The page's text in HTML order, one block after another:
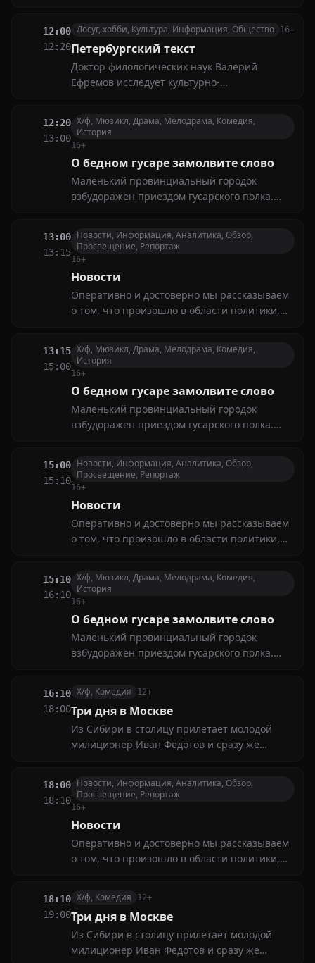
обслуживания, помогая зрителям
разобраться в социальных и личных
проблемах
12:00
12:20
Досуг, хобби, Культура, Информация, Общество 16+
Петербургский текст
Доктор филологических наук Валерий
Ефремов исследует культурно-
микротопонимы, используемые его
жителями
12:20
13:00
Х/ф, Мюзикл, Драма, Мелодрама, Комедия,
История
16+
О бедном гусаре замолвите слово
Маленький провинциальный городок
взбудоражен приездом гусарского полка.
корнет Плетнёв оказывается вовлечённым в
коварную игру, затеянную чиновником
Мерзляевым, который сам мечтает добиться
благосклонности девушки
13:00
13:15
Новости, Информация, Аналитика, Обзор,
Просвещение, Репортаж
16+
Новости
Оперативно и достоверно мы рассказываем
о том, что произошло в области политики,
поступившей от наших корреспондентов и
по каналам информагентств
13:15
15:00
Х/ф, Мюзикл, Драма, Мелодрама, Комедия,
История
16+
О бедном гусаре замолвите слово
Маленький провинциальный городок
взбудоражен приездом гусарского полка.
корнет Плетнёв оказывается вовлечённым в
коварную игру, затеянную чиновником
Мерзляевым, который сам мечтает добиться
благосклонности девушки
15:00
15:10
Новости, Информация, Аналитика, Обзор,
Просвещение, Репортаж
16+
Новости
Оперативно и достоверно мы рассказываем
о том, что произошло в области политики,
поступившей от наших корреспондентов и
по каналам информагентств
15:10
16:10
Х/ф, Мюзикл, Драма, Мелодрама, Комедия,
История
16+
О бедном гусаре замолвите слово
Маленький провинциальный городок
взбудоражен приездом гусарского полка.
коварную игру, затеянную чиновником
Мерзляевым, который сам мечтает добиться
благосклонности девушки
16:10
18:00
Х/ф, Комедия 12+
Три дня в Москве
Из Сибири в столицу прилетает молодой
милиционер Иван Федотов и сразу же
подозрительным одной бдительной
гражданке, которая и сдала Ивана в
московскую милицию
18:00
18:10
Новости, Информация, Аналитика, Обзор,
Просвещение, Репортаж
16+
Новости
Оперативно и достоверно мы рассказываем
о том, что произошло в области политики,
поступившей от наших корреспондентов и
по каналам информагентств
18:10
19:00
Х/ф, Комедия 12+
Три дня в Москве
Из Сибири в столицу прилетает молодой
милиционер Иван Федотов и сразу же